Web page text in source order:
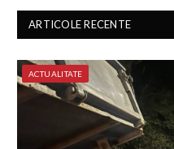
ARTICOLE RECENTE
ACTUALITATE